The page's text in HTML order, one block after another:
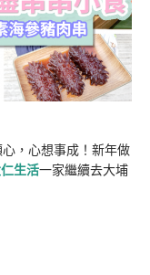
，心想事成！新年做
生活一家繼續去大埔